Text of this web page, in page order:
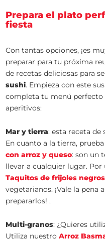
Prepara el plato
fiesta
Con tantas opciones, ¡es
preparar para tu próxima
de recetas deliciosas para
sushi. Empieza con este
completa tu menú perfecto
aperitivos:
Mar y tierra: esta receta de
En cuanto a la tierra,
con arroz y queso: son un
llevar a cualquier lugar.
Taquitos de frijoles
vegetarianos. ¡Vale la pena
prepararlos! .
Multi-granos: ¿Quieres
Utiliza nuestroArroz